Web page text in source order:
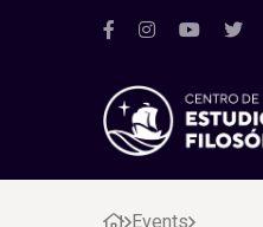
Events